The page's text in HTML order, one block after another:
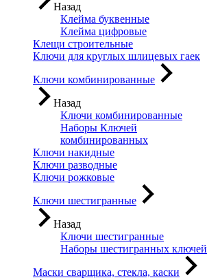
Назад
Клейма буквенные
Клейма цифровые
Клещи строительные
Ключи для круглых шлицевых гаек
Ключи комбинированные
Назад
Ключи комбинированные
Наборы Ключей
комбинированных
Ключи накидные
Ключи разводные
Ключи рожковые
Ключи шестигранные
Назад
Ключи шестигранные
Наборы шестигранных ключей
Маски сварщика, стекла, каски